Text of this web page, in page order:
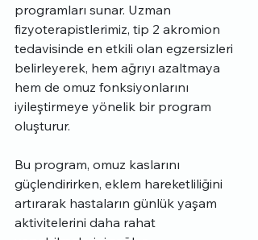
programları sunar. Uzman
fizyoterapistlerimiz, tip 2 akromion
tedavisinde en etkili olan egzersizleri
belirleyerek, hem ağrıyı azaltmaya
hem de omuz fonksiyonlarını
iyileştirmeye yönelik bir program
oluşturur.
Bu program, omuz kaslarını
güçlendirirken, eklem hareketliliğini
artırarak hastaların günlük yaşam
aktivitelerini daha rahat